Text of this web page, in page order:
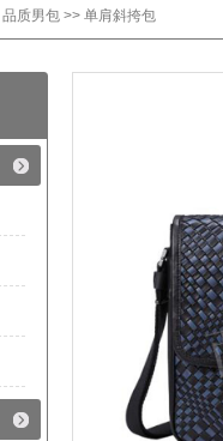
品质男包 >> 单肩斜挎包